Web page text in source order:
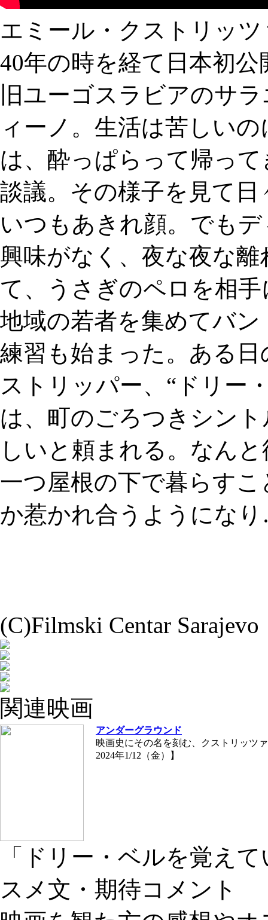
エミール・クストリッ
40年の時を経て日本初公
旧ユーゴスラビアのサ
ィーノ。生活は苦しい
は、酔っぱらって帰っ
談議。その様子を見て
いつもあきれ顔。でも
興味がなく、夜な夜な
て、うさぎのペロを相
地域の若者を集めてバ
練習も始まった。ある
ストリッパー、“ドリー
は、町のごろつきシン
しいと頼まれる。なん
一つ屋根の下で暮らす
か惹かれ合うようにな
(C)Filmski Centar Sarajevo
関連映画
アンダーグラウンド
映画史にその名を刻む、クストリッツ
2024年1/12（金）】
「ドリー・ベルを覚え
スメ文・期待コメント